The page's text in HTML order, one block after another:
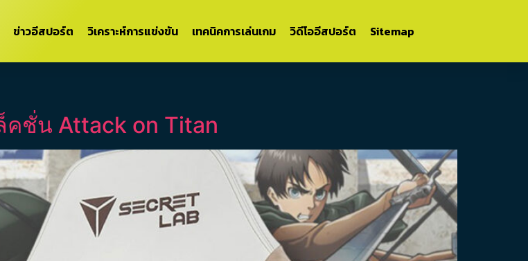
ข่าวอีสปอร์ต วิเคราะห์การแข่งขัน เทคนิคการเล่นเกม วิดีโออีสปอร์ต Sitemap
คชั่น Attack on Titan